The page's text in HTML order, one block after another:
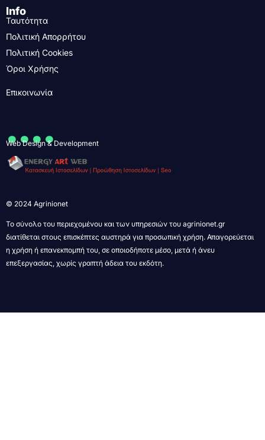
Info
Ταυτότητα
Πολιτική Απορρήτου
Πολιτική Cookies
Όροι Χρήσης
Επικοινωνία
....
Web Design & Development
© 2024 Agrinionet
Το σύνολο του περιεχομένου και των υπηρεσιών του agrinionet.gr
διατίθεται στους επισκέπτες αυστηρά για προσωπική χρήση. Απαγορεύεται
η χρήση ή επανεκπομπή του, σε οποιοδήποτε μέσο, μετά ή άνευ
επεξεργασίας, χωρίς γραπτή άδεια του εκδότη.